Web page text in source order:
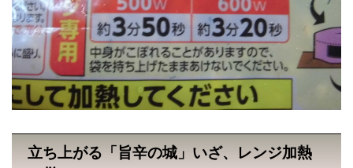
立ち上がる「旨辛の城」いざ、レンジ加熱